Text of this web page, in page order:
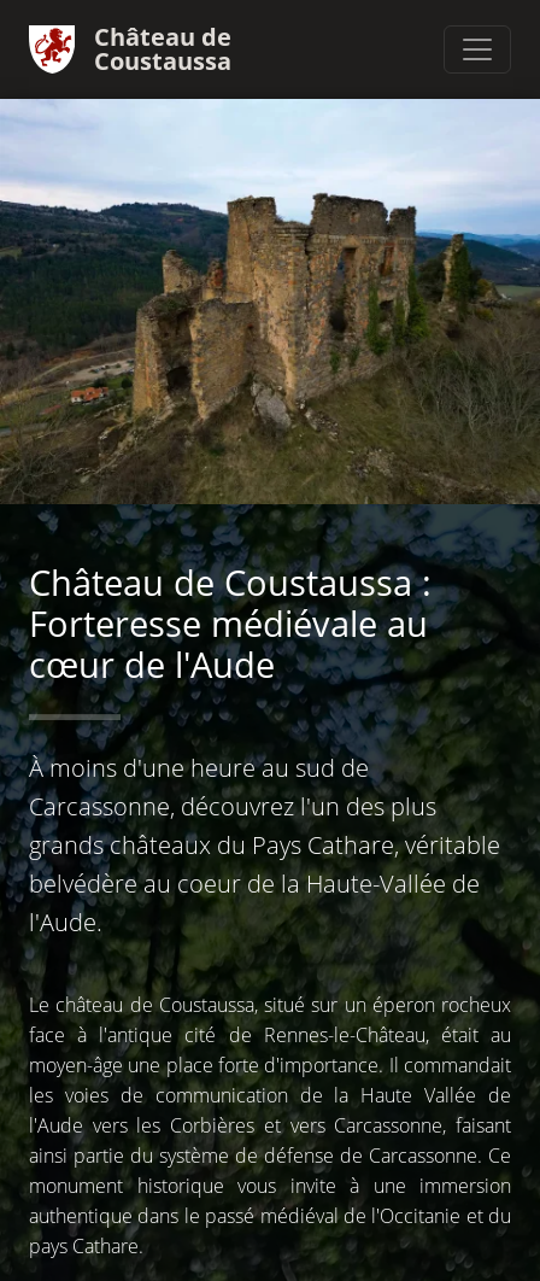
Château de
Coustaussa
Château de Coustaussa :
Forteresse médiévale au
cœur de l'Aude
À moins d'une heure au sud de
Carcassonne, découvrez l'un des plus
grands châteaux du Pays Cathare, véritable
belvédère au coeur de la Haute-Vallée de
l'Aude.
Le château de Coustaussa, situé sur un éperon rocheux
face à l'antique cité de Rennes-le-Château, était au
moyen-âge une place forte d'importance. Il commandait
les voies de communication de la Haute Vallée de
l'Aude vers les Corbières et vers Carcassonne, faisant
ainsi partie du système de défense de Carcassonne. Ce
monument historique vous invite à une immersion
authentique dans le passé médiéval de l'Occitanie et du
pays Cathare.